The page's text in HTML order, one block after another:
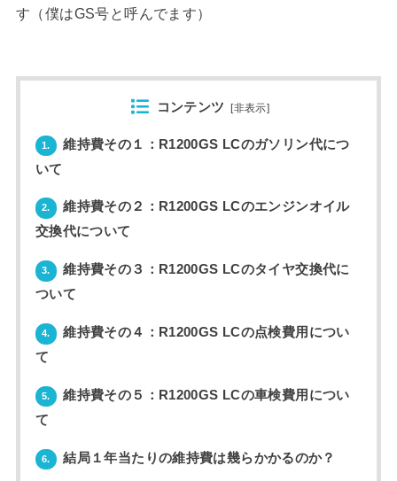
す（僕はGS号と呼んでます）
コンテンツ [非表示]
1.
維持費その１：R1200GS LCのガソリン代につ
いて
2.
維持費その２：R1200GS LCのエンジンオイル
交換代について
3.
維持費その３：R1200GS LCのタイヤ交換代に
ついて
4.
維持費その４：R1200GS LCの点検費用につい
て
5.
維持費その５：R1200GS LCの車検費用につい
て
6. 結局１年当たりの維持費は幾らかかるのか？